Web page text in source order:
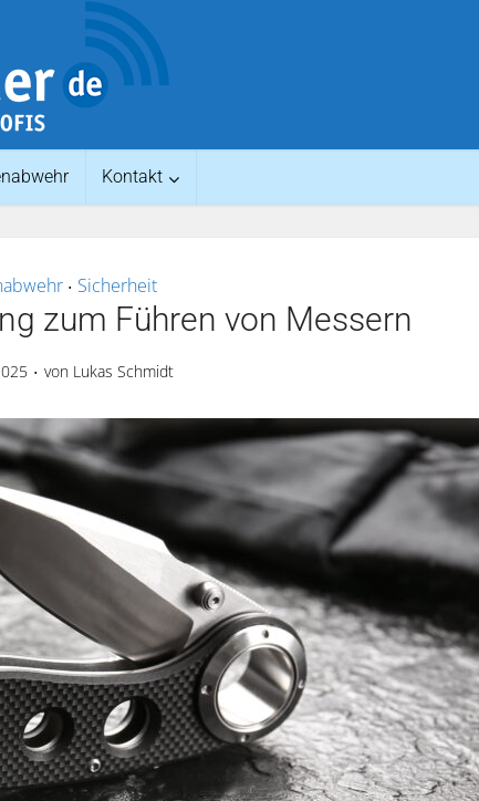
Kontakt
• Sicherheit
zum Führen von Messern
von Lukas Schmidt